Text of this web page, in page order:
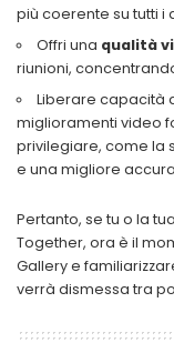
più coerente su tutti i
Offri una qualità
riunioni,
Liberare capacità
miglioramenti video
privilegiare, come la
e una migliore
Pertanto, se tu o la
Together, ora è il
Gallery e
verrà dismessa tra